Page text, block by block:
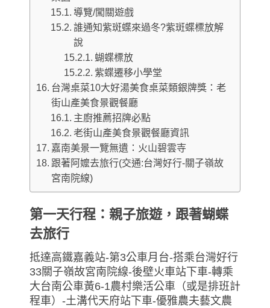
導覽/闖關遊戲
誰通知紫斑蝶來過冬?紫斑蝶標放解
說
蝴蝶標放
紫蝶遷移小學堂
台灣桌菜10大好湯美食桌菜類銀牌獎：老
街山產美食景觀餐廳
主廚推薦招牌必點
老街山產美食景觀餐廳資訊
嘉南美景一覽無遺：火山碧雲寺
跟著阿嬤去旅行(交通:台灣好行-關子嶺故
宮南院線)
第一天行程：親子旅遊，跟著蝴蝶
去旅行
抵達高鐵嘉義站-第3公車月台-搭乘台灣好行
33關子嶺故宮南院線-後壁火車站下車-轉乘
大台南公車黃6-1農村樂活公車（或是排班計
程車）-土溝代天府站下車-優雅農夫藝文農